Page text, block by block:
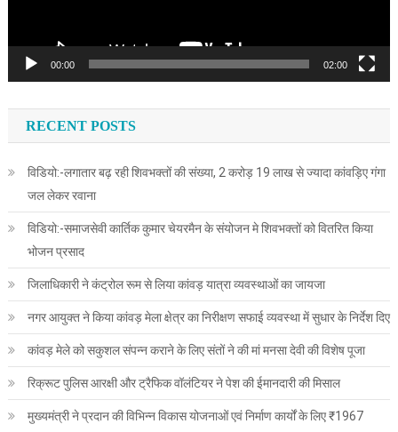
00:00 02:00
RECENT POSTS
विडियो:-लगातार बढ़ रही शिवभक्तों की संख्या, 2 करोड़ 19 लाख से ज्यादा कांवड़िए गंगा
जल लेकर रवाना
विडियो:-समाजसेवी कार्तिक कुमार चेयरमैन के संयोजन मे शिवभक्तों को वितरित किया
भोजन प्रसाद
जिलाधिकारी ने कंट्रोल रूम से लिया कांवड़ यात्रा व्यवस्थाओं का जायजा
नगर आयुक्त ने किया कांवड़ मेला क्षेत्र का निरीक्षण सफाई व्यवस्था में सुधार के निर्देश दिए
कांवड़ मेले को सकुशल संपन्न कराने के लिए संतों ने की मां मनसा देवी की विशेष पूजा
रिक्रूट पुलिस आरक्षी और ट्रैफिक वॉलंटियर ने पेश की ईमानदारी की मिसाल
मुख्यमंत्री ने प्रदान की विभिन्न विकास योजनाओं एवं निर्माण कार्यों के लिए ₹1967